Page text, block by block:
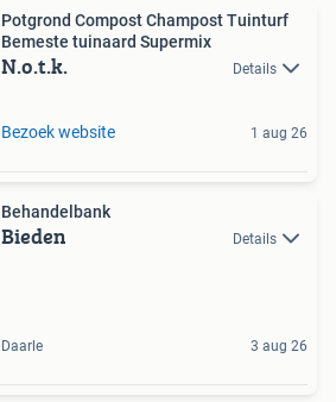
Potgrond Compost Champost Tuinturf
Bemeste tuinaard Supermix
N.o.t.k. Details
Bezoek website 1 aug 26
Behandelbank
Bieden Details
Daarle 3 aug 26